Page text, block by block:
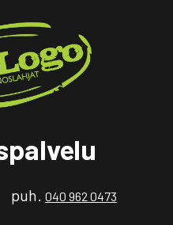
040 962 0473